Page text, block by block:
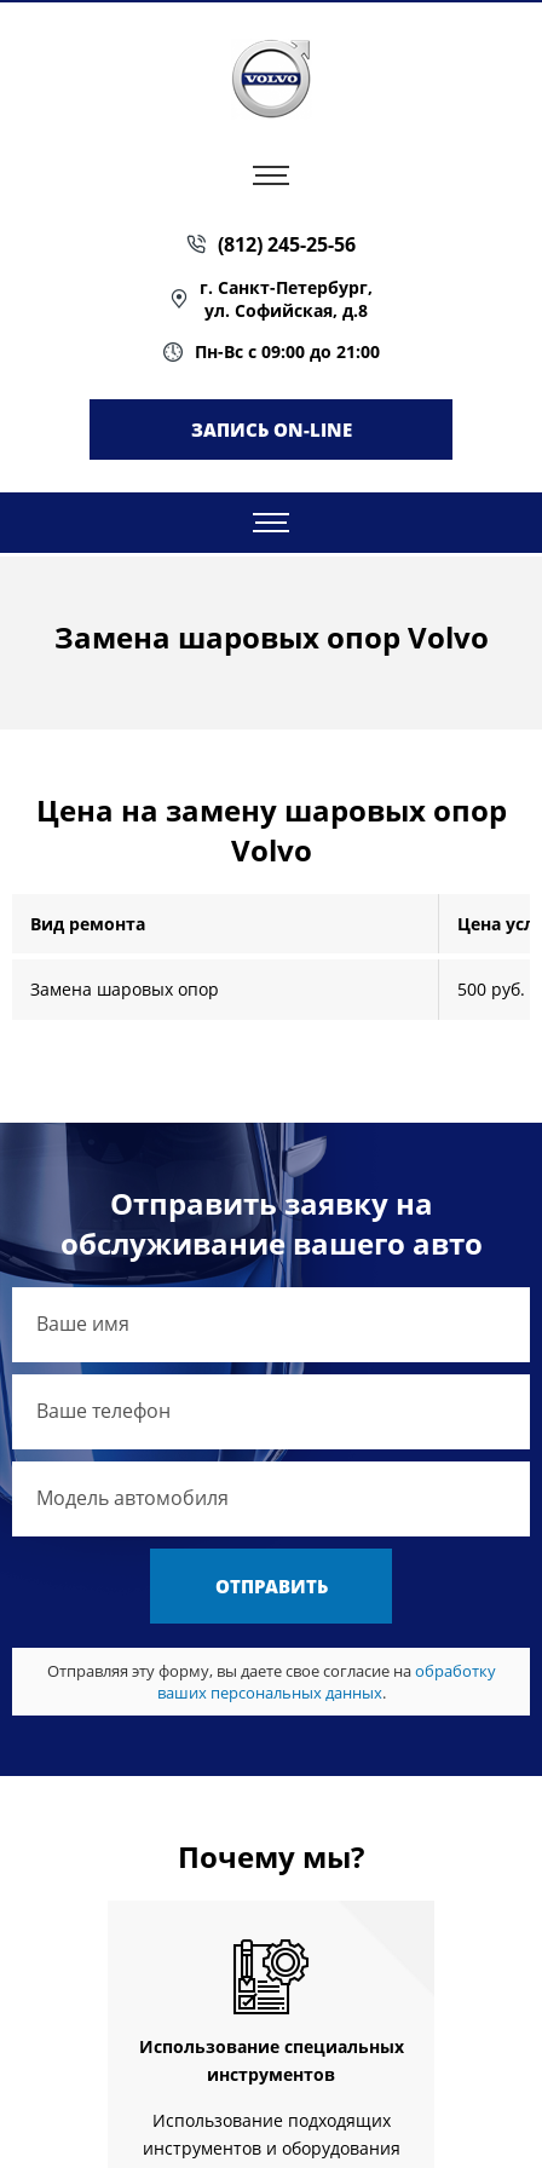
(812) 245-25-56
г. Санкт-Петербург,
ул. Софийская, д.8
Пн-Вс с 09:00 до 21:00
ЗАПИСЬ ON-LINE
Замена шаровых опор Volvo
Цена на замену шаровых опор
Volvo
Вид ремонта Цена
Замена шаровых опор 500 руб.
Отправить заявку на
обслуживание вашего авто
ОТПРАВИТЬ
Отправляя эту форму, вы даете свое согласие наобработку
ваших персональных данных.
Почему мы?
Использование специальных
инструментов
Использование подходящих
инструментов и оборудования